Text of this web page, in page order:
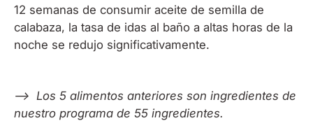
12 semanas de consumir aceite de semilla de
calabaza, la tasa de idas al baño a altas horas de la
noche se redujo significativamente.
—> Los 5 alimentos anteriores son ingredientes de
nuestro programa de 55 ingredientes.